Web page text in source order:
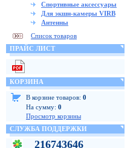
Спортивные аксессуары
Для экшн-камеры VIRB
Антенны
Список товаров
ПРАЙС ЛИСТ
КОРЗИНА
В корзине товаров: 0
На сумму: 0
Просмотр корзины
СЛУЖБА ПОДДЕРЖКИ
216743646